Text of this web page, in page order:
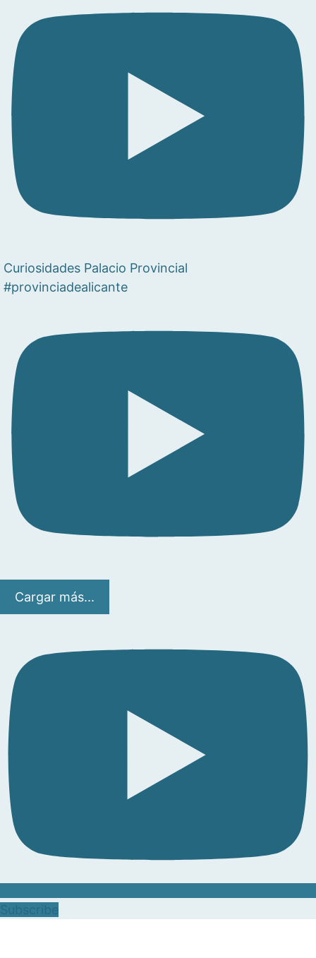
Curiosidades Palacio Provincial
#provinciadealicante
Cargar más...